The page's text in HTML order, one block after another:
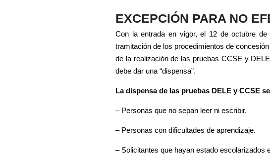
EXCEPCIÓN PARA NO
Con la entrada en vigor, el 12 de octubre
tramitación de los procedimientos de
de la realización de las pruebas CCSE y
debe dar una “dispensa”.
La dispensa de las pruebas DELE y CCSE
– Personas que no sepan leer ni escribir.
– Personas con dificultades de aprendizaje.
– Solicitantes que hayan estado escolarizados